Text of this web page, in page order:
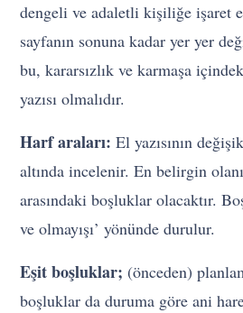
dengeli ve adaletli kişiliğe işaret
sayfanın sonuna kadar yer yer
bu, kararsızlık ve karmaşa
yazısı olmalıdır.
Harf araları: El yazısının
altında incelenir. En belirgin
arasındaki boşluklar olacaktır.
ve olmayışı’ yönünde durulur.
Eşit boşluklar; (önceden)
boşluklar da duruma göre ani